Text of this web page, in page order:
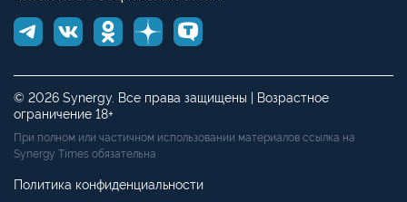
© 2026 Synergy. Все права защищены | Возрастное
ограничение 18+
При полном или частичном использовании материалов ссылка на
Synergy Times обязательна
Политика конфиденциальности